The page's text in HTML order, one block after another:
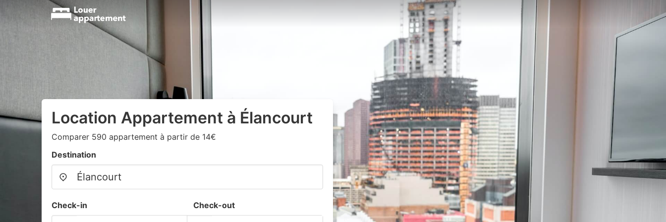
Location Appartement à Élancourt
Comparer 590 appartement à partir de 14€
Destination
Check-in Check-out